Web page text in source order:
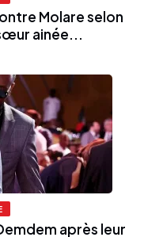
Molare selon
ainée...
après leur